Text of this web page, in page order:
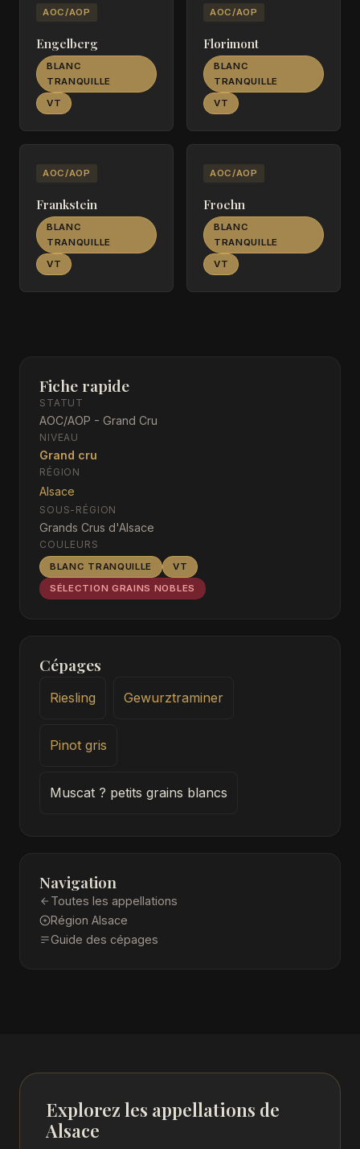
AOC/AOP
Engelberg
BLANC
TRANQUILLE
VT
AOC/AOP
Florimont
BLANC
TRANQUILLE
VT
AOC/AOP
Frankstein
BLANC
TRANQUILLE
VT
AOC/AOP
Froehn
BLANC
TRANQUILLE
VT
Fiche rapide
STATUT
AOC/AOP - Grand Cru
NIVEAU
Grand cru
RÉGION
Alsace
SOUS-RÉGION
Grands Crus d'Alsace
COULEURS
BLANC TRANQUILLE
VT
SÉLECTION GRAINS NOBLES
Cépages
Riesling Gewurztraminer
Pinot gris
Muscat ? petits grains blancs
Navigation
Toutes les appellations
Région Alsace
Guide des cépages
Explorez les appellations de
Alsace